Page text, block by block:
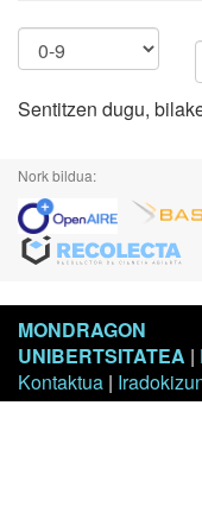
Sentitzen dugu,
Nork bildua:
MONDRAGON
UNIBERTSITATEA |
Kontaktua |